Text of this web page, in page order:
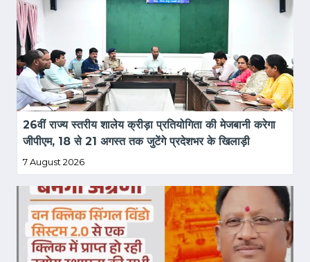
26वीं राज्य स्तरीय शालेय क्रीड़ा प्रतियोगिता की मेजबानी करेगा
जीपीएम, 18 से 21 अगस्त तक जुटेंगे प्रदेशभर के खिलाड़ी
7 August 2026